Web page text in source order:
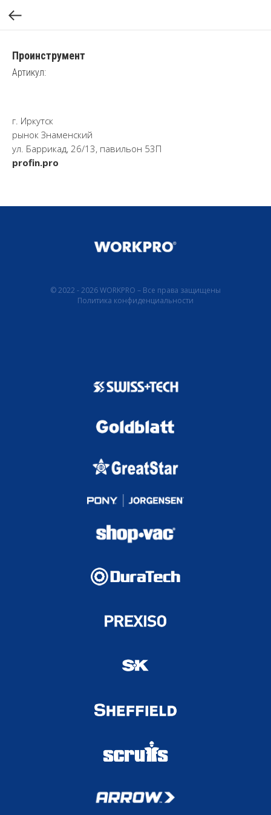
Проинструмент
Артикул:
г. Иркутск
рынок Знаменский
ул. Баррикад, 26/13, павильон 53П
profin.pro
© 2022 - 2026 WORKPRO – Все права защищены
Политика конфиденциальности